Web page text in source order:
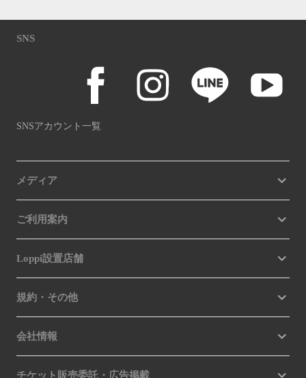
SNS
SNSアカウント一覧
メディア
ご利用案内
Loppi設置店舗
規約・その他
会社情報
チケット販売委託・広告掲載